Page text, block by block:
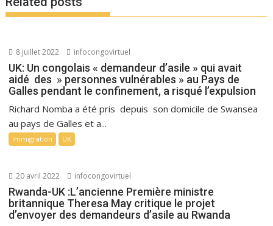
8 juillet 2022 infocongovirtuel
UK: Un congolais « demandeur d’asile » qui avait
aidé des » personnes vulnérables » au Pays de
Galles pendant le confinement, a risqué l’expulsion
Richard Nomba a été pris depuis son domicile de Swansea
au pays de Galles et a...
Immigration UK
20 avril 2022 infocongovirtuel
Rwanda-UK :L’ancienne Première ministre
britannique Theresa May critique le projet
d’envoyer des demandeurs d’asile au Rwanda